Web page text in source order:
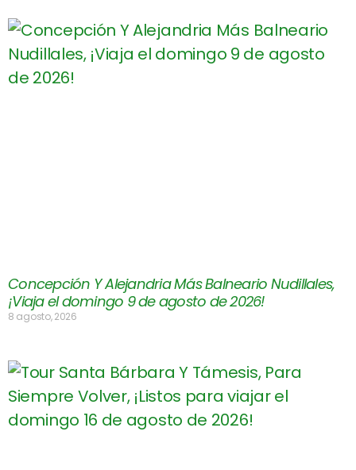
Concepción Y Alejandria Más Balneario Nudillales,
¡Viaja el domingo 9 de agosto de 2026!
8 agosto, 2026